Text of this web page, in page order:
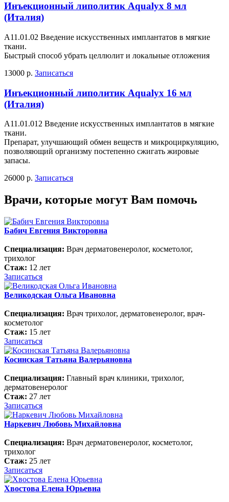
Инъекционный липолитик Aqualyx 8 мл
(Италия)
А11.01.02 Введение искусственных имплантатов в мягкие
ткани.
Быстрый способ убрать целлюлит и локальные отложения
13000 р. Записаться
Инъекционный липолитик Aqualyx 16 мл
(Италия)
А11.01.012 Введение искусственных имплантатов в мягкие
ткани.
Препарат, улучшающий обмен веществ и микроциркуляцию,
позволяющий организму постепенно сжигать жировые
запасы.
26000 р. Записаться
Врачи, которые могут Вам помочь
Бабич Евгения Викторовна
Специализация: Врач дерматовенеролог, косметолог,
трихолог
Стаж: 12 лет
Записаться
Великодская Ольга Ивановна
Специализация: Врач трихолог, дерматовенеролог, врач-
косметолог
Стаж: 15 лет
Записаться
Косинская Татьяна Валерьяновна
Специализация: Главный врач клиники, трихолог,
дерматовенеролог
Стаж: 27 лет
Записаться
Наркевич Любовь Михайловна
Специализация: Врач дерматовенеролог, косметолог,
трихолог
Стаж: 25 лет
Записаться
Хвостова Елена Юрьевна